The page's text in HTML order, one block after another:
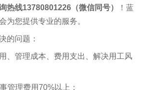
热线13780801226（微信同号）
！蓝
为您提供专业的服务。
的问题：
、管理成本、费用支出、解决用工风
管理费用70%以上；